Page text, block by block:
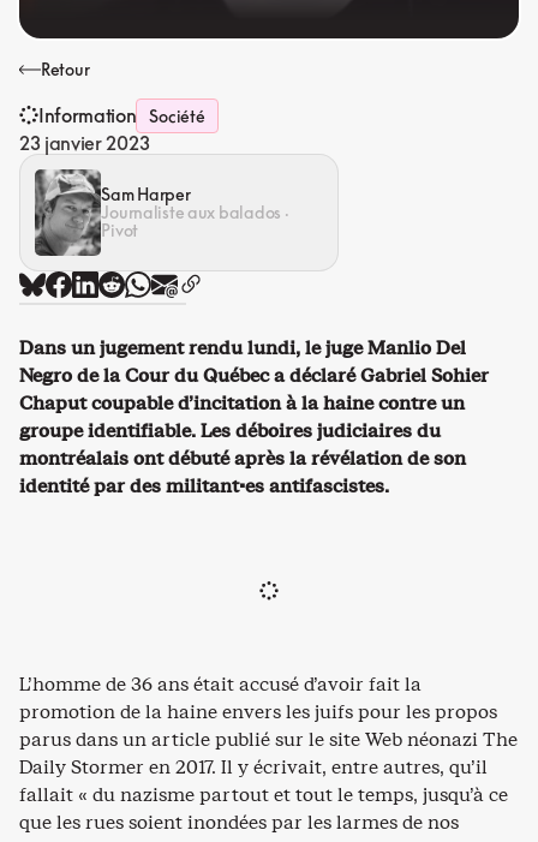
Retour
Information Société
23 janvier 2023
Sam Harper
Journaliste aux balados ·
Pivot
Dans un jugement rendu lundi, le juge Manlio Del
Negro de la Cour du Québec a déclaré Gabriel Sohier
Chaput coupable d’incitation à la haine contre un
groupe identifiable. Les déboires judiciaires du
montréalais ont débuté après la révélation de son
identité par des militant·es antifascistes.
L’homme de 36 ans était accusé d’avoir fait la
promotion de la haine envers les juifs pour les propos
parus dans un article publié sur le site Web néonazi The
Daily Stormer en 2017. Il y écrivait, entre autres, qu’il
fallait « du nazisme partout et tout le temps, jusqu’à ce
que les rues soient inondées par les larmes de nos